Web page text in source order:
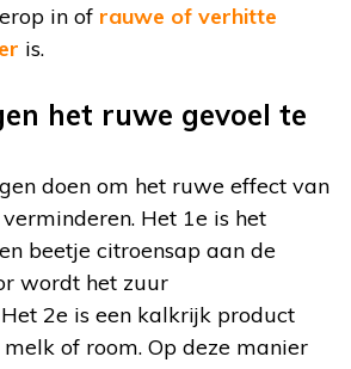
in of rauwe of verhitte
is.
het ruwe gevoel te
doen om het ruwe effect van
Het 1e is het
beetje citroensap aan de
wordt het zuur
2e is een kalkrijk product
of room. Op deze manier